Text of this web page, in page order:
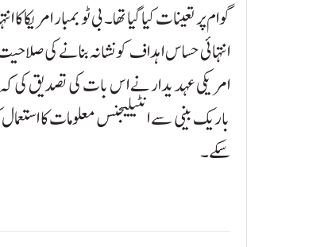
گوام پر تعینات کیا گیا تھا۔ بی ٹو بمبار
انتہائی حساس اہداف کو نشانہ بنانے کی
امریکی عہدیدار نے اس بات کی تصدیق کی کہ
باریک بینی سے انٹیلیجنس معلومات کا
سکے۔